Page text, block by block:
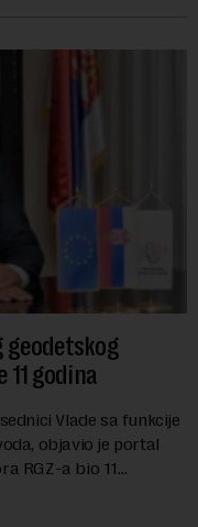
geodetskog
godina
Vlade sa funkcije
objavio je portal
RGZ-a bio 11